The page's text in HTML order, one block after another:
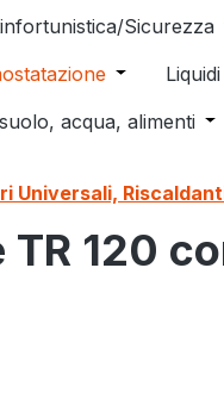
the dropdown
Sicurezza
the dropdown
Open or
menu from the
acqua, alimenti
Universali,
120